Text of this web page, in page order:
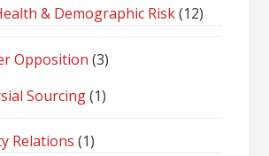
& Demographic Risk(12)
Opposition (3)
Sourcing(1)
Relations (1)